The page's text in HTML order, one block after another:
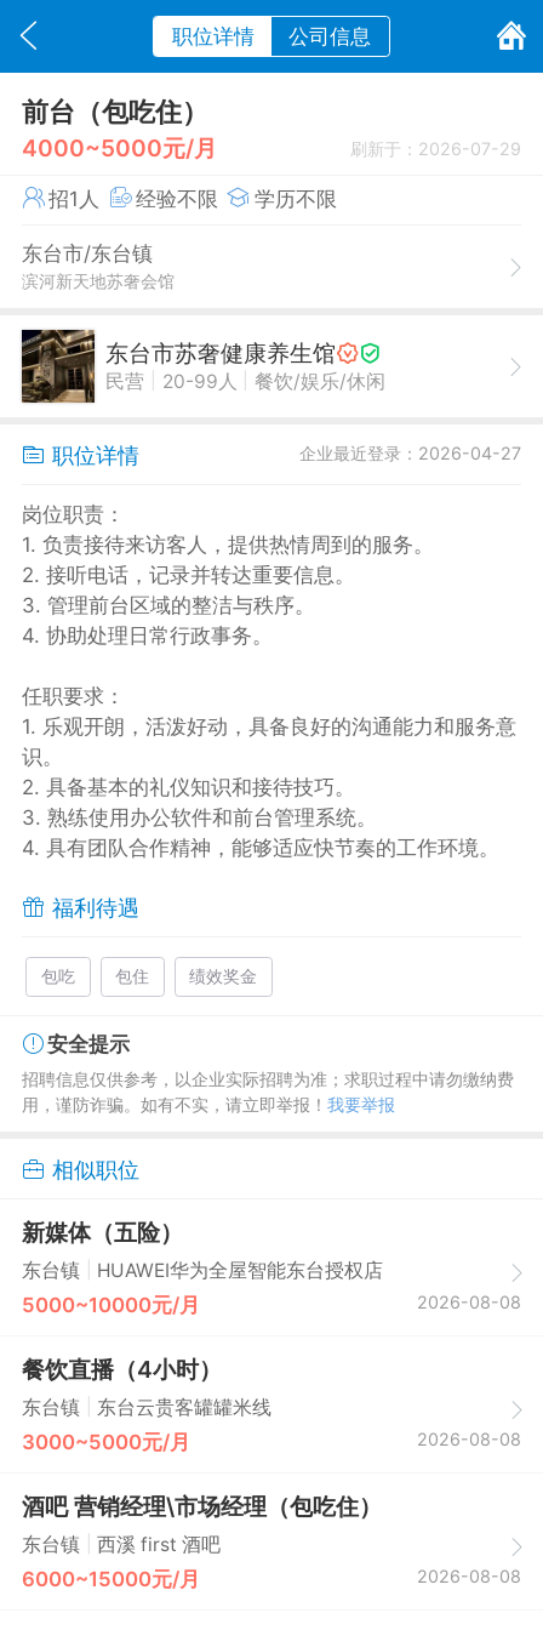
职位详情 公司信息
前台（包吃住）
4000~5000元/月 刷新于：2026-07-29
招1人 经验不限 学历不限
东台市/东台镇
滨河新天地苏奢会馆
东台市苏奢健康养生馆
民营 20-99人 餐饮/娱乐/休闲
职位详情 企业最近登录：2026-04-27
岗位职责：
1. 负责接待来访客人，提供热情周到的服务。
2. 接听电话，记录并转达重要信息。
3. 管理前台区域的整洁与秩序。
4. 协助处理日常行政事务。
任职要求：
1. 乐观开朗，活泼好动，具备良好的沟通能力和服务意
识。
2. 具备基本的礼仪知识和接待技巧。
3. 熟练使用办公软件和前台管理系统。
4. 具有团队合作精神，能够适应快节奏的工作环境。
福利待遇
包吃 包住 绩效奖金
安全提示
招聘信息仅供参考，以企业实际招聘为准；求职过程中请勿缴纳费
用，谨防诈骗。如有不实，请立即举报！ 我要举报
相似职位
新媒体（五险）
东台镇 HUAWEI华为全屋智能东台授权店
5000~10000元/月 2026-08-08
餐饮直播（4小时）
东台镇 东台云贵客罐罐米线
3000~5000元/月 2026-08-08
酒吧 营销经理\市场经理（包吃住）
东台镇 西溪 first 酒吧
6000~15000元/月 2026-08-08